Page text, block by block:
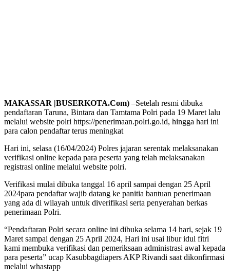
MAKASSAR |BUSERKOTA.Com) –Setelah resmi dibuka
pendaftaran Taruna, Bintara dan Tamtama Polri pada 19 Maret lalu
melalui website polri https://penerimaan.polri.go.id, hingga hari ini
para calon pendaftar terus meningkat
Hari ini, selasa (16/04/2024) Polres jajaran serentak melaksanakan
verifikasi online kepada para peserta yang telah melaksanakan
registrasi online melalui website polri.
Verifikasi mulai dibuka tanggal 16 april sampai dengan 25 April
2024para pendaftar wajib datang ke panitia bantuan penerimaan
yang ada di wilayah untuk diverifikasi serta penyerahan berkas
penerimaan Polri.
“Pendaftaran Polri secara online ini dibuka selama 14 hari, sejak 19
Maret sampai dengan 25 April 2024, Hari ini usai libur idul fitri
kami membuka verifikasi dan pemeriksaan administrasi awal kepada
para peserta” ucap Kasubbagdiapers AKP Rivandi saat dikonfirmasi
melalui whastapp